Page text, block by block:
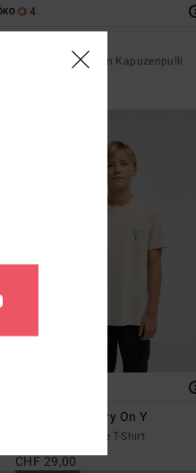
4
Jungen 8-16 Braun Kapuzenpulli
Ty Williams Carry On Y
Jungen 8-16 Beige T-Shirt
CHF 29,00